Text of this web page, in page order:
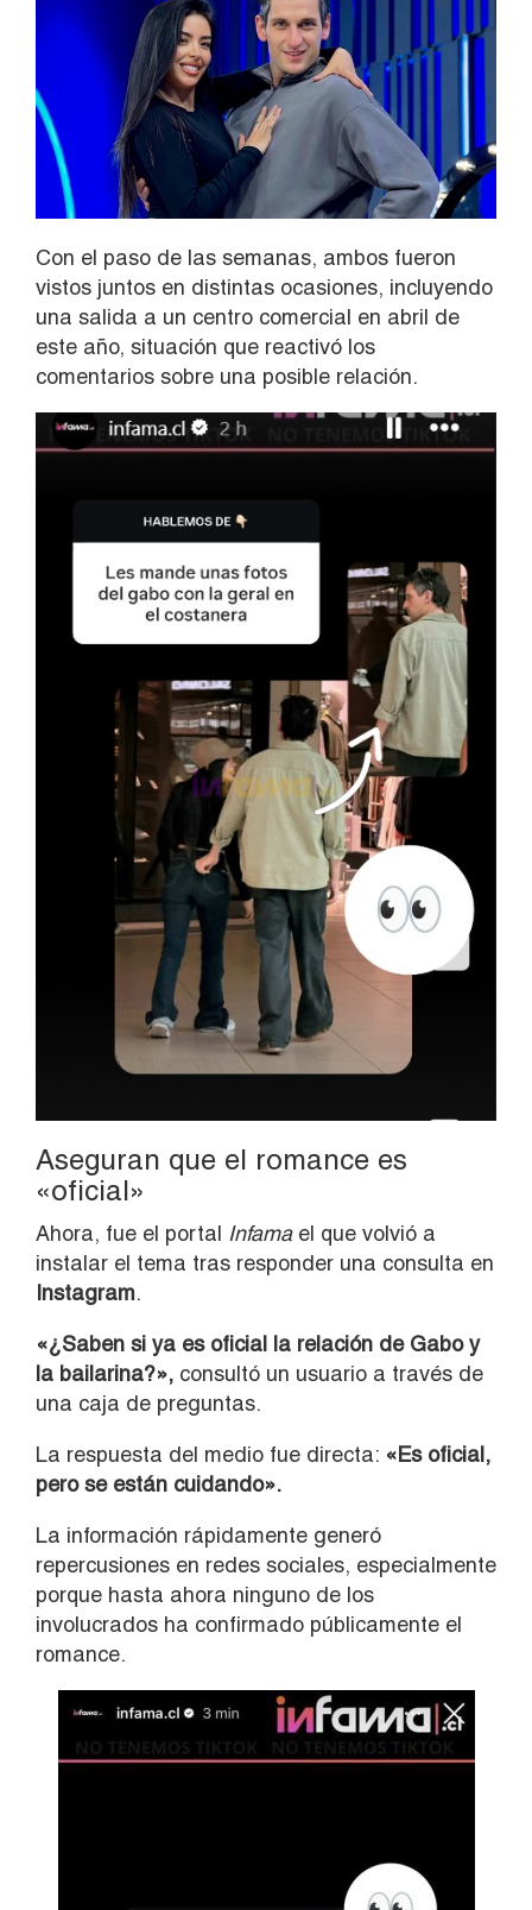
Con el paso de las semanas, ambos fueron
vistos juntos en distintas ocasiones, incluyendo
una salida a un centro comercial en abril de
este año, situación que reactivó los
comentarios sobre una posible relación.
Aseguran que el romance es
«oficial»
Ahora, fue el portal Infamael que volvió a
instalar el tema tras responder una consulta en
Instagram.
«¿Saben si ya es oficial la relación de Gabo y
la bailarina?», consultó un usuario a través de
una caja de preguntas.
La respuesta del medio fue directa: «Es oficial,
pero se están cuidando».
La información rápidamente generó
repercusiones en redes sociales, especialmente
porque hasta ahora ninguno de los
involucrados ha confirmado públicamente el
romance.